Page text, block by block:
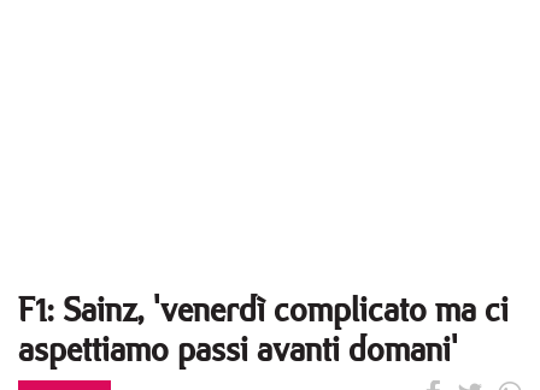
F1: Sainz, 'venerdì complicato ma ci
aspettiamo passi avanti domani'